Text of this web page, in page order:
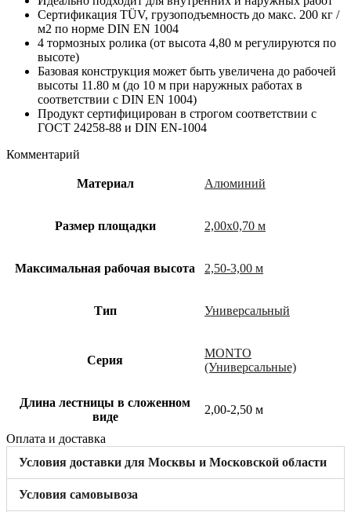
Сертификация TÜV, грузоподъемность до макс. 200 кг /
м2 по норме DIN EN 1004
4 тормозных ролика (от высота 4,80 м регулируются по
высоте)
Базовая конструкция может быть увеличена до рабочей
высоты 11.80 м (до 10 м при наружных работах в
соответствии с DIN EN 1004)
Продукт сертифицирован в строгом соответствии с
ГОСТ 24258-88 и DIN EN-1004
Комментарий
Материал Алюминий
Размер площадки 2,00х0,70 м
Максимальная рабочая высота 2,50-3,00 м
Тип Универсальный
Cерия
MONTO
(Универсальные)
Длина лестницы в сложенном
виде
2,00-2,50 м
Оплата и доставка
Условия доставки для Москвы и Московской области
Условия самовывоза